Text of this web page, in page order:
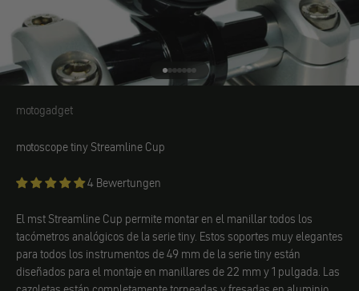
Ir al elemento 1
Ir al elemento 2
Ir al elemento 3
Ir al elemento 4
Ir al elemento 5
Ir al elemento 6
Ir al elemento 7
motogadget
motogadget
motoscope tiny Streamline Cup
4 Bewertungen
El mst Streamline Cup permite montar en el manillar todos los
tacómetros analógicos de la serie tiny. Estos soportes muy elegantes
para todos los instrumentos de 49 mm de la serie tiny están
diseñados para el montaje en manillares de 22 mm y 1 pulgada. Las